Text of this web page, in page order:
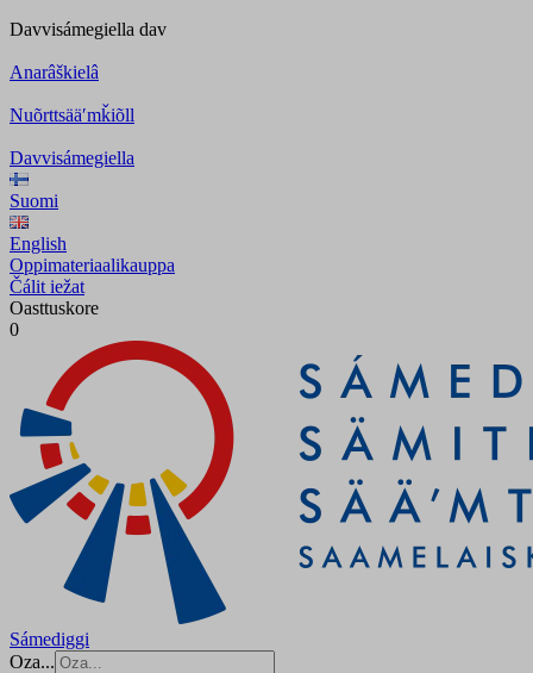
Davvisámegiella dav
Anarâškielâ
Nuõrttsääʹmǩiõll
Davvisámegiella
Suomi
English
Oppimateriaalikauppa
Čálit iežat
Oasttuskore
0
Sámediggi
Oza...